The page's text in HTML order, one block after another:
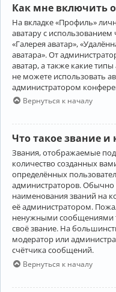
Как мне включить
На вкладке «Профиль»
аватару с использованием
«Галерея аватар»,
аватара». От
аватар, а также какие
не можете использовать
администратором
Вернуться к началу
Что такое звание и
Звания, отображаемые
количество созданных
определённых
администраторов.
наименования званий на
её администратором.
ненужными сообщениями
своё звание. На
модератор или
счётчика сообщений.
Вернуться к началу